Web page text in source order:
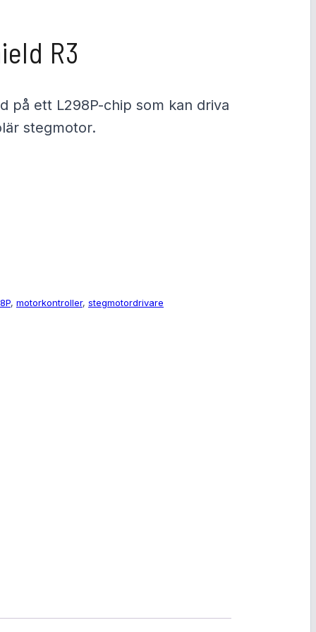
a
R3
på ett L298P-chip som kan driva
stegmotor.
, motorkontroller, stegmotordrivare